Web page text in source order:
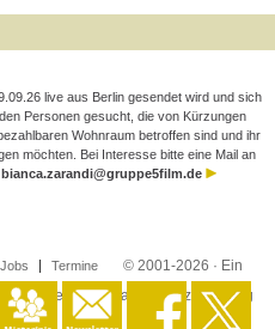
live aus Berlin gesendet wird und sich
Personen gesucht, die von Kürzungen
Wohnraum betroffen sind und ihr
möchten. Bei Interesse bitte eine Mail an
bianca.zarandi@gruppe5film.de
Jobs Termine
© 2001-2026 · Ein
· Impressum·Datenschutzerklärung